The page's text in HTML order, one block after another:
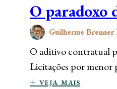
O paradoxo
Guilherme Brenner
O aditivo contratual
Licitações por menor
+ veja mais